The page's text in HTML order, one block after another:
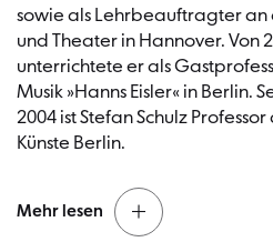
sowie als Lehrbeauftragter an
und Theater in Hannover. Von
unterrichtete er als
Musik »Hanns Eisler« in Berlin.
2004 ist Stefan Schulz
Künste Berlin.
Mehr lesen